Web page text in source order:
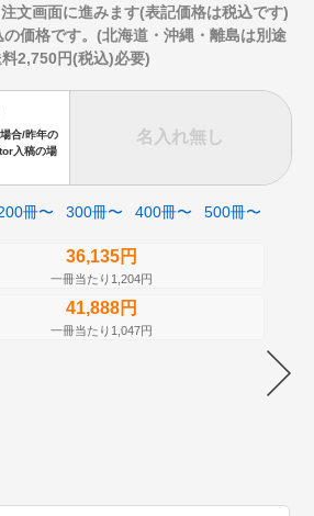
文画面に進みます(表記価格は税込です)
価格です。(北海道・沖縄・離島は別途
2,750円(税込)必要)
合/昨年の
入稿の場
名入れ無し
冊〜 300冊〜 400冊〜 500冊〜
36,135円
一冊当たり1,204円
41,888円
一冊当たり1,047円